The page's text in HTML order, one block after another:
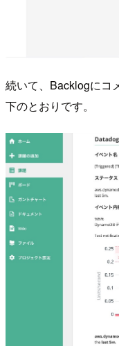
続いて、Backlogにコ
下のとおりです。